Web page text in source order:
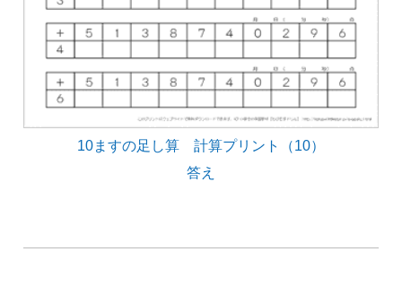
10ますの足し算 計算プリント（10）
答え